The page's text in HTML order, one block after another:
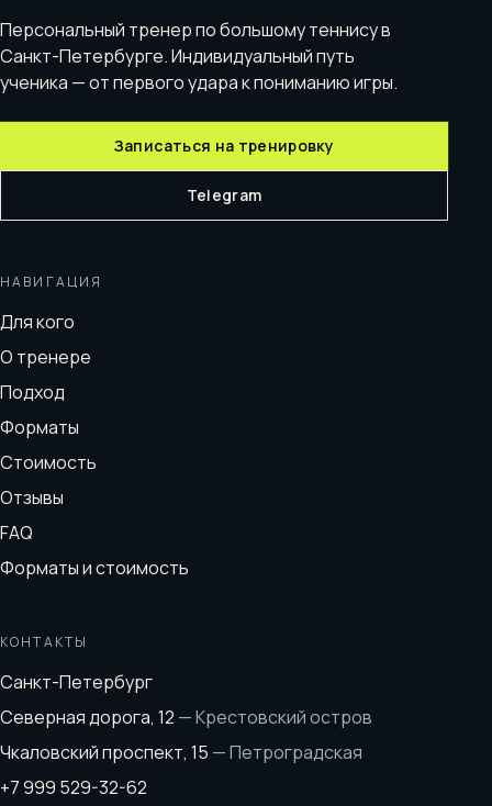
Персональный тренер по большому теннису в
Санкт-Петербурге. Индивидуальный путь
ученика — от первого удара к пониманию игры.
Записаться на тренировку
Telegram
НАВИГАЦИЯ
Для кого
О тренере
Подход
Форматы
Стоимость
Отзывы
FAQ
Форматы и стоимость
КОНТАКТЫ
Санкт-Петербург
Северная дорога, 12 —Крестовский остров
Чкаловский проспект, 15 —Петроградская
+7 999 529-32-62